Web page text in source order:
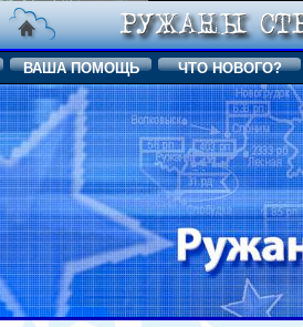
ВАША ПОМОЩЬ ЧТО НОВОГО?